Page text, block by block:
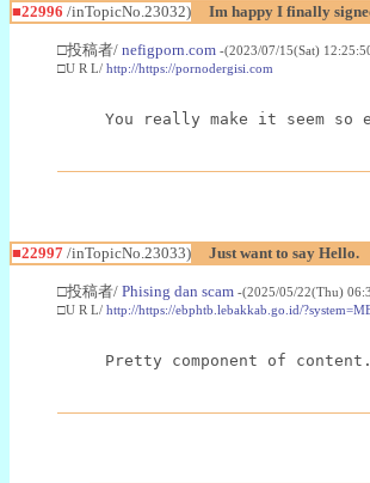
■22996 /inTopicNo.23032) Im happy I finally
□投稿者/ nefigporn.com -(2023/07/15(Sat)
□U R L/ http://https://pornodergisi.com
You really make it seem
■22997 /inTopicNo.23033) Just want to say Hello.
□投稿者/ Phising dan scam -(2025/05/22(Thu)
□U R L/ http://https://ebphtb.lebakkab.go.id/
Pretty component of